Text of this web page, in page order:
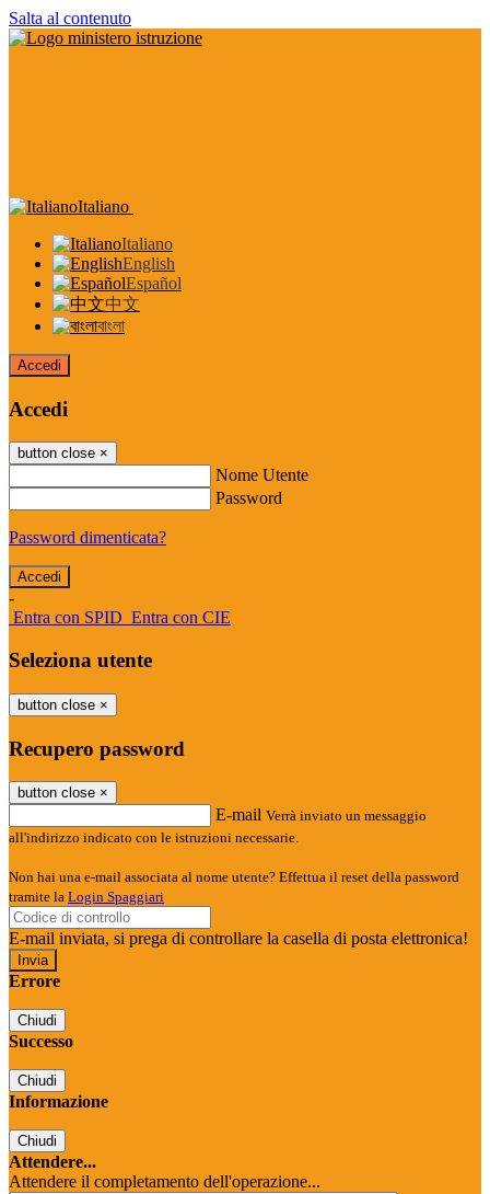
Salta al contenuto
Italiano
Italiano
English
Español
中文
বাংলা
Accedi
Accedi
button close ×
Nome Utente
Password
Password dimenticata?
-
Entra con SPID Entra con CIE
Seleziona utente
button close ×
Recupero password
button close ×
E-mail Verrà inviato un messaggio
all'indirizzo indicato con le istruzioni necessarie.
Non hai una e-mail associata al nome utente? Effettua il reset della password
tramite la Login Spaggiari
E-mail inviata, si prega di controllare la casella di posta elettronica!
Errore
Chiudi
Successo
Chiudi
Informazione
Chiudi
Attendere...
Attendere il completamento dell'operazione...